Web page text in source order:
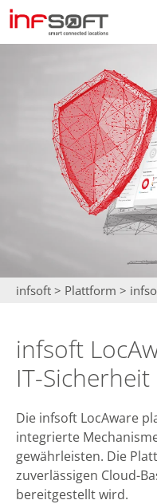
Zum
Inhalt
springen
infsoft > Plattform >
infsoft
IT-Sicherheit
Die infsoft LocAware
integrierte
gewährleisten. Die
zuverlässigen Cloud-
bereitgestellt wird.